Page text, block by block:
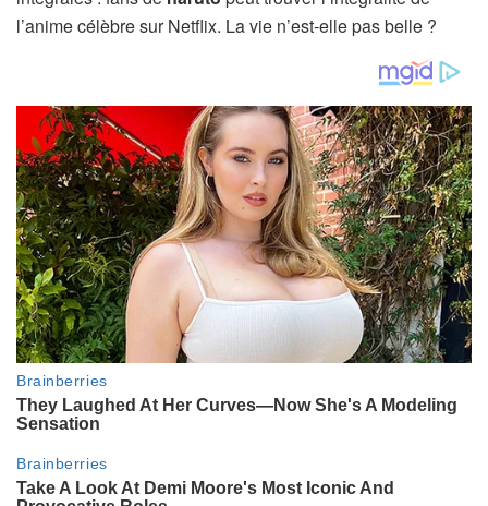
l’anime célèbre sur Netflix. La vie n’est-elle pas belle ?